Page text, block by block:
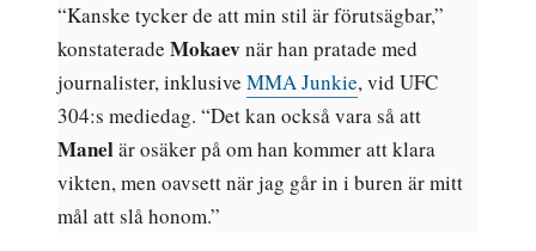
“Kanske tycker de att min stil är förutsägbar,”
konstaterade Mokaevnär han pratade med
journalister, inklusive MMA Junkie, vid UFC
304:s mediedag. “Det kan också vara så att
Manelär osäker på om han kommer att klara
vikten, men oavsett när jag går in i buren är mitt
mål att slå honom.”